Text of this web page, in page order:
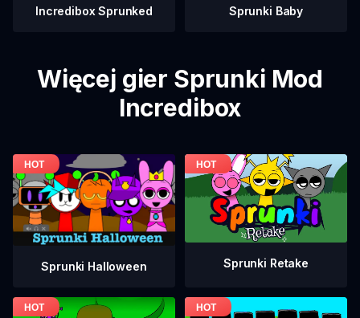
Incredibox Sprunked Sprunki Baby
Więcej gier Sprunki Mod
Incredibox
Sprunki Halloween Sprunki Retake